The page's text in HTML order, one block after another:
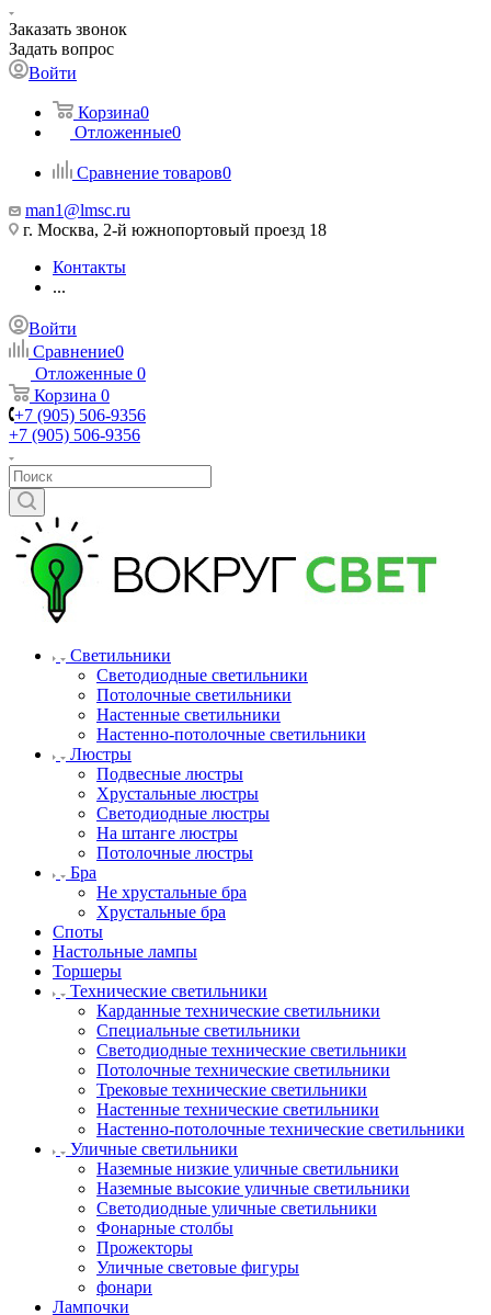
Заказать звонок
Задать вопрос
Войти
Корзина0
Отложенные0
Сравнение товаров0
man1@lmsc.ru
г. Москва, 2-й южнопортовый проезд 18
Контакты
...
Войти
Сравнение0
Отложенные 0
Корзина 0
+7 (905) 506-9356
+7 (905) 506-9356
Светильники
Светодиодные светильники
Потолочные светильники
Настенные светильники
Настенно-потолочные светильники
Люстры
Подвесные люстры
Хрустальные люстры
Светодиодные люстры
На штанге люстры
Потолочные люстры
Бра
Не хрустальные бра
Хрустальные бра
Споты
Настольные лампы
Торшеры
Технические светильники
Карданные технические светильники
Специальные светильники
Светодиодные технические светильники
Потолочные технические светильники
Трековые технические светильники
Настенные технические светильники
Настенно-потолочные технические светильники
Уличные светильники
Наземные низкие уличные светильники
Наземные высокие уличные светильники
Светодиодные уличные светильники
Фонарные столбы
Прожекторы
Уличные световые фигуры
фонари
Лампочки